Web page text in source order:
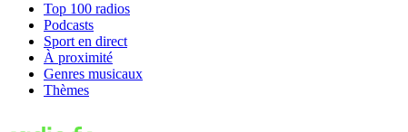
Top 100 radios
Podcasts
Sport en direct
À proximité
Genres musicaux
Thèmes